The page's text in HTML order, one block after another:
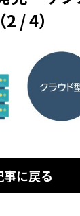
/ 4）
事に戻る